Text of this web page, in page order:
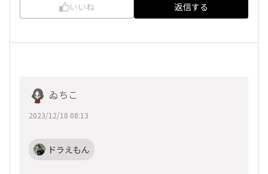
いいね 返信する
ゐちこ
2023/12/18 08:13
ドラえもん